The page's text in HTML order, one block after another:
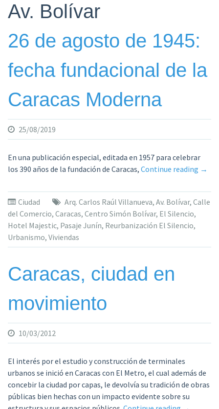
Av. Bolívar
26 de agosto de 1945:
fecha fundacional de la
Caracas Moderna
25/08/2019
En una publicación especial, editada en 1957 para celebrar
los 390 años de la fundación de Caracas, Continue reading «26
de
→
Ciudad Arq. Carlos Raúl Villanueva, Av. Bolívar, Calle
del Comercio, Caracas, Centro Simón Bolívar, El Silencio,
Hotel Majestic, Pasaje Junín, Reurbanización El Silencio,
Urbanismo, Viviendas
Caracas, ciudad en
movimiento
10/03/2012
El interés por el estudio y construcción de terminales
urbanos se inició en Caracas con El Metro, el cual además de
concebir la ciudad por capas, le devolvía su tradición de obras
públicas bien hechas con un impacto evidente sobre su